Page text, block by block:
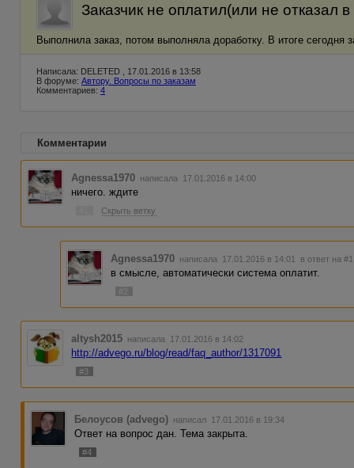
Заказчик не оплатил(или не отказал
Выполнила заказ, потом выполняла доработку. В итоге сегодня
Написала: DELETED , 17.01.2016 в 13:58
В форуме: Автору. Вопросы по заказам
Комментариев: 4
Комментарии
Agnessa1970 написала 17.01.2016 в 14:00
ничего. ждите
Скрыть ветку
Agnessa1970 написала 17.01.2016 в 14:01 в ответ на #1
в смысле, автоматически система оплатит.
#2
altysh2015 написала 17.01.2016 в 14:02
http://advego.ru/blog/read/faq_author/1317091
#3
Белоусов (advego) написал 17.01.2016 в 19:34
Ответ на вопрос дан. Тема закрыта.
#4